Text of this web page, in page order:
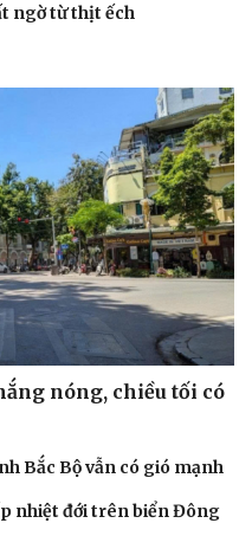
ngờ từ thịt ếch
nóng, chiều tối có
Bắc Bộ vẫn có gió mạnh
nhiệt đới trên biển Đông